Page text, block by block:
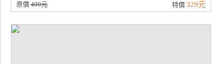
原價400元 特價 329元